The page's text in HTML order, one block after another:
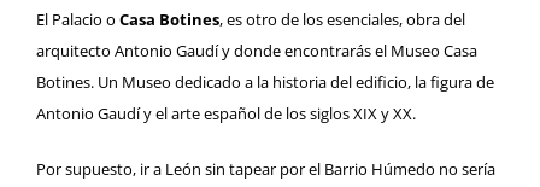
El Palacio o Casa Botines, es otro de los esenciales, obra del
arquitecto Antonio Gaudí y donde encontrarás el Museo Casa
Botines. Un Museo dedicado a la historia del edificio, la figura de
Antonio Gaudí y el arte español de los siglos XIX y XX.
Por supuesto, ir a León sin tapear por el Barrio Húmedo no sería